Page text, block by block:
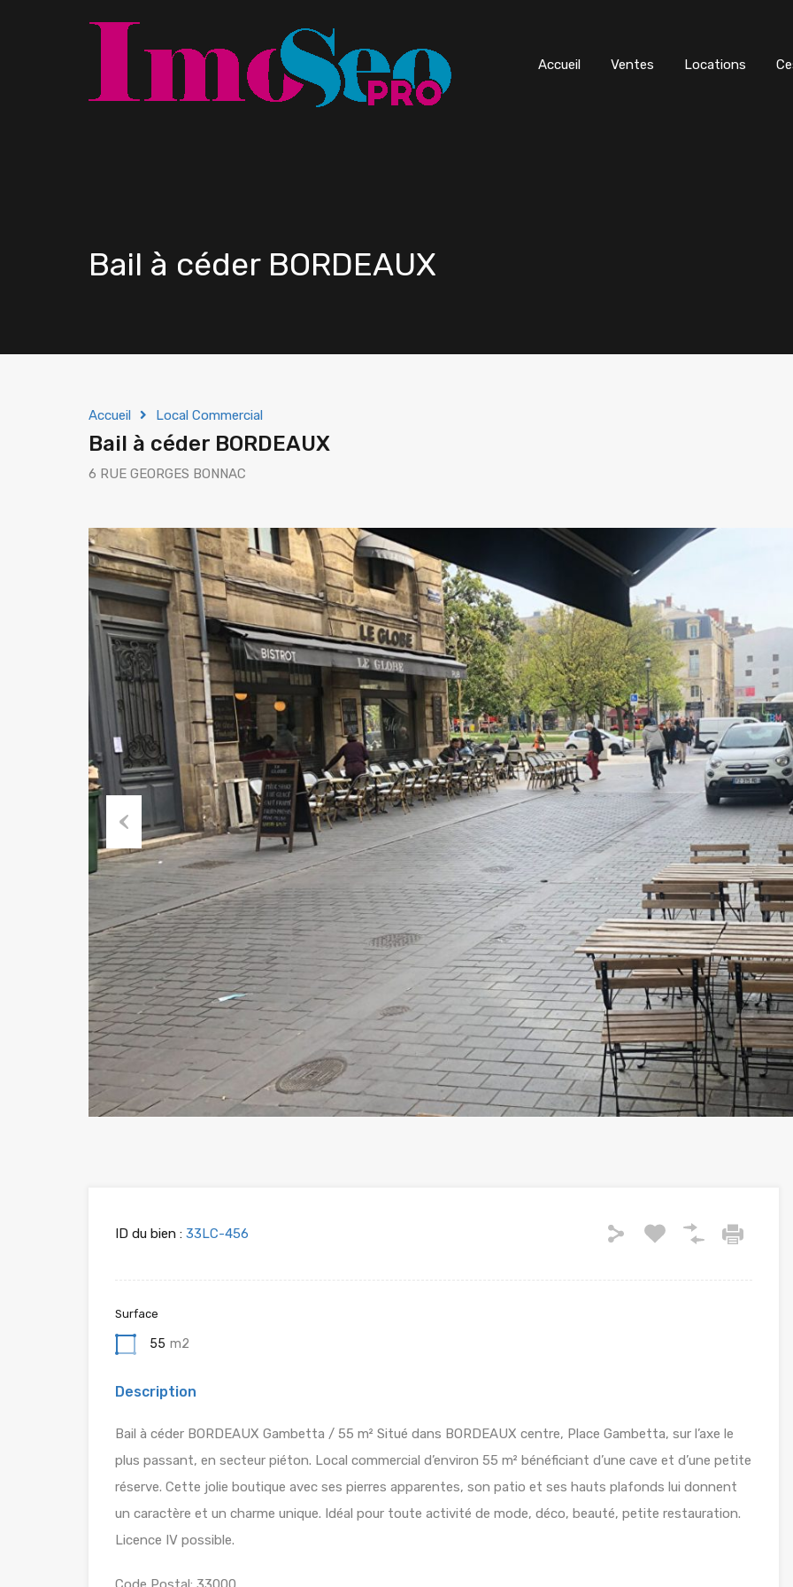
Accueil Ventes Locations
Bail à céder BORDEAUX
Accueil Local Commercial
Bail à céder BORDEAUX
6 RUE GEORGES BONNAC
Previous
ID du bien : 33LC-456
Surface
55 m2
Description
Bail à céder BORDEAUX Gambetta / 55 m² Situé dans BORDEAUX centre, Place Gambetta, sur l’axe le
plus passant, en secteur piéton. Local commercial d’environ 55 m² bénéficiant d’une cave et d’une petite
réserve. Cette jolie boutique avec ses pierres apparentes, son patio et ses hauts plafonds lui donnent
un caractère et un charme unique. Idéal pour toute activité de mode, déco, beauté, petite restauration.
Licence IV possible.